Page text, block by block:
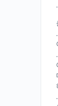
.
.
.
.